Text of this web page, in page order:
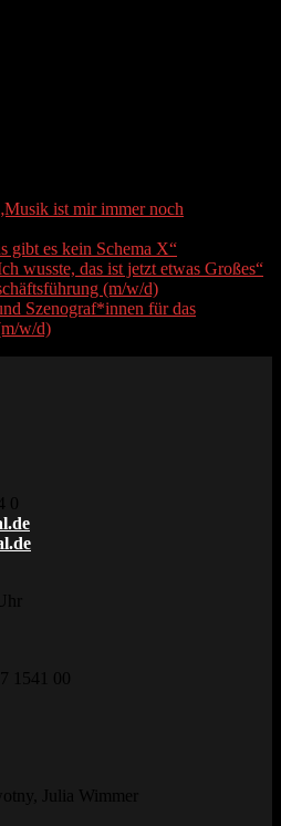
ist mir immer noch
gibt es kein Schema X“
wusste, das ist jetzt etwas Großes“
(m/w/d)
Szenograf*innen für das
w/d)
0
1541 00
Julia Wimmer